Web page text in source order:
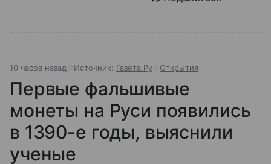
10 часов назад Источник: Газета.Ру Открытия
Первые фальшивые
монеты на Руси появились
в 1390-е годы, выяснили
ученые